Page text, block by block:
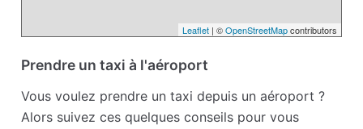
Leaflet| ©OpenStreetMapcontributors
Prendre un taxi à l'aéroport
Vous voulez prendre un taxi depuis un aéroport ?
Alors suivez ces quelques conseils pour vous